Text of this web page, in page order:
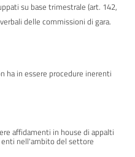
su base trimestrale (art. 142,
delle commissioni di gara.
ha in essere procedure inerenti
affidamenti in house di appalti
nell'ambito del settore